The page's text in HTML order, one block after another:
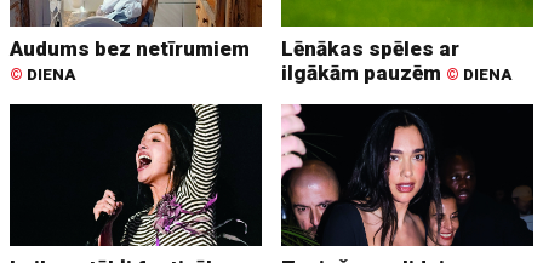
Audums bez netīrumiem
© DIENA
Lēnākas spēles ar
ilgākām pauzēm © DIENA